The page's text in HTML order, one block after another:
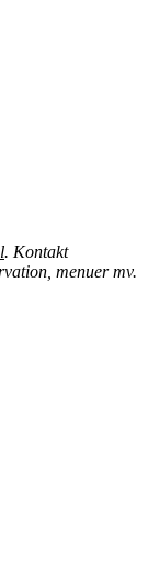
. Kontakt
menuer mv.